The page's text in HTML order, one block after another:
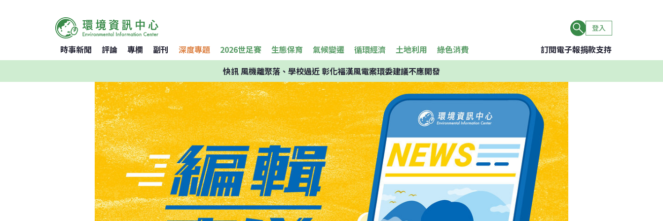
登入
時事新聞 評論 專欄 副刊 深度專題 2026世足賽 生態保育 氣候變遷 循環經濟 土地利用 綠色消費 訂閱電子報捐款支持
快訊風機離聚落、學校過近 彰化福漢風電案環委建議不應開發